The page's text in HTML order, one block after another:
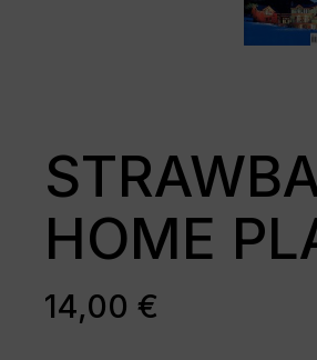
HOME
14,00€